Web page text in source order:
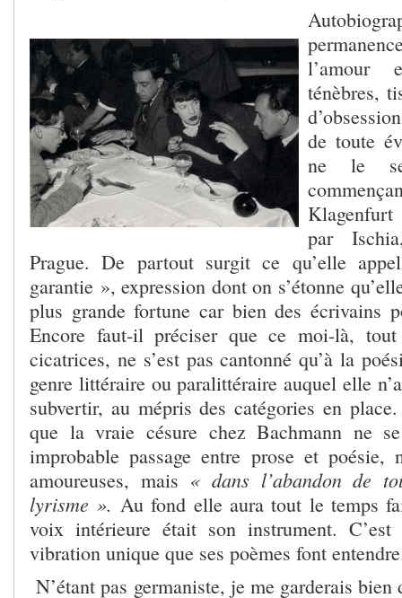
l’amour
ténèbres,
de toute
ne le
par
Prague. De partout surgit ce qu’elle
garantie », expression dont on s’étonne
plus grande fortune car bien des écrivains
Encore faut-il préciser que ce moi-là,
cicatrices, ne s’est pas cantonné qu’à la
genre littéraire ou paralittéraire auquel elle
subvertir, au mépris des catégories en
que la vraie césure chez Bachmann ne
improbable passage entre prose et poésie,
amoureuses, mais « dans l’abandon de
lyrisme ». Au fond elle aura tout le temps
voix intérieure était son instrument.
vibration unique que ses poèmes font
N’étant pas germaniste, je me garderais